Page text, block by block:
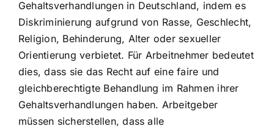
Gehaltsverhandlungen in Deutschland, indem es
Diskriminierung aufgrund von Rasse, Geschlecht,
Religion, Behinderung, Alter oder sexueller
Orientierung verbietet. Für Arbeitnehmer bedeutet
dies, dass sie das Recht auf eine faire und
gleichberechtigte Behandlung im Rahmen ihrer
Gehaltsverhandlungen haben. Arbeitgeber
müssen sicherstellen, dass alle